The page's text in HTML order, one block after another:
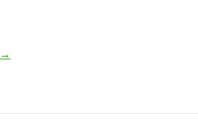
Régis Pihéry interviendra sur le
→